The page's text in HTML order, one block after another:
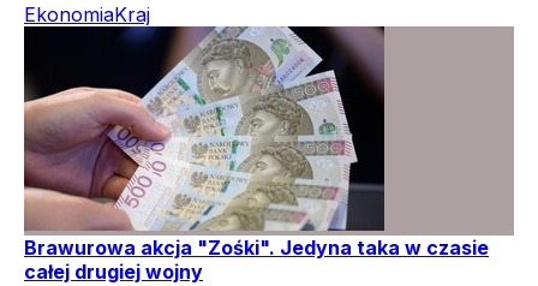
EkonomiaKraj
Brawurowa akcja "Zośki". Jedyna taka w czasie
całej drugiej wojny